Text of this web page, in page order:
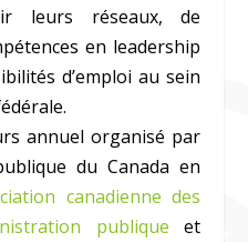
leurs réseaux, de
en leadership
d’emploi au sein
annuel organisé par
du Canada en
canadienne des
publique et